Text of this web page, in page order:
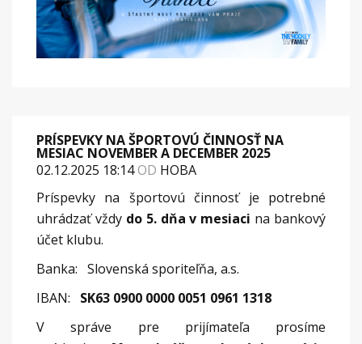
PRÍSPEVKY NA ŠPORTOVÚ ČINNOSŤ NA
MESIAC NOVEMBER A DECEMBER 2025
02.12.2025 18:14OD HOBA
Príspevky na športovú činnosť je potrebné
uhrádzať vždy do 5. dňa v mesiaci na bankový
účet klubu.
Banka: Slovenská sporiteľňa, a.s.
IBAN: SK63 0900 0000 0051 0961 1318
V správe pre prijímateľa prosíme